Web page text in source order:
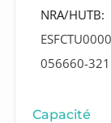
NRA/HUTB:
056660-321
Capacité